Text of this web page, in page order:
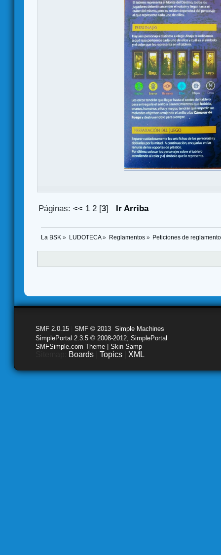
Páginas:<< 1 2 [3] Ir Arriba
La BSK » LUDOTECA» Reglamentos» Peticiones de
SMF 2.0.15 SMF © 2013 Simple Machines
SimplePortal 2.3.5 © 2008-2012, SimplePortal
SMFSimple.com Theme | Skin Samp
Boards Topics XML